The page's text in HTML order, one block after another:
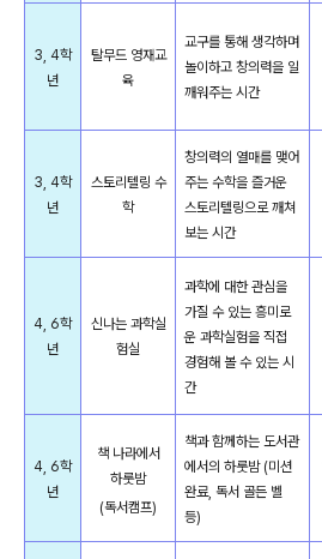
3, 4학
년
탈무드 영재교
육
교구를 통해 생각하며
놀이하고 창의력을 일
깨워주는 시간
3, 4학
년
스토리텔링 수
학
창의력의 열매를 맺어
주는 수학을 즐거운
스토리텔링으로 깨쳐
보는 시간
4, 6학
년
신나는 과학실
험실
과학에 대한 관심을
가질 수 있는 흥미로
운 과학실험을 직접
경험해 볼 수 있는 시
간
4, 6학
년
책 나라에서
하룻밤
(독서캠프)
책과 함께하는 도서관
에서의 하룻밤 (미션
완료, 독서 골든 벨
등)